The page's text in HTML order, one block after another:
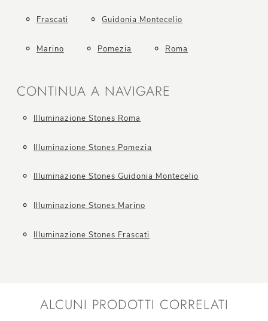
Frascati Guidonia Montecelio
Marino Pomezia Roma
CONTINUA A NAVIGARE
Illuminazione Stones Roma
Illuminazione Stones Pomezia
Illuminazione Stones Guidonia Montecelio
Illuminazione Stones Marino
Illuminazione Stones Frascati
ALCUNI PRODOTTI CORRELATI